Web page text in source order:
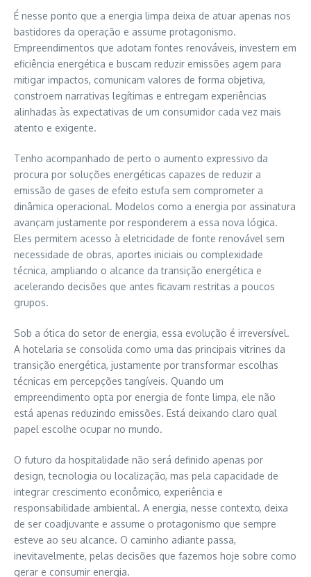
É nesse ponto que a energia limpa deixa de atuar apenas nos
bastidores da operação e assume protagonismo.
Empreendimentos que adotam fontes renováveis, investem em
eficiência energética e buscam reduzir emissões agem para
mitigar impactos, comunicam valores de forma objetiva,
constroem narrativas legítimas e entregam experiências
alinhadas às expectativas de um consumidor cada vez mais
atento e exigente.
Tenho acompanhado de perto o aumento expressivo da
procura por soluções energéticas capazes de reduzir a
emissão de gases de efeito estufa sem comprometer a
dinâmica operacional. Modelos como a energia por assinatura
avançam justamente por responderem a essa nova lógica.
Eles permitem acesso à eletricidade de fonte renovável sem
necessidade de obras, aportes iniciais ou complexidade
técnica, ampliando o alcance da transição energética e
acelerando decisões que antes ficavam restritas a poucos
grupos.
Sob a ótica do setor de energia, essa evolução é irreversível.
A hotelaria se consolida como uma das principais vitrines da
transição energética, justamente por transformar escolhas
técnicas em percepções tangíveis. Quando um
empreendimento opta por energia de fonte limpa, ele não
está apenas reduzindo emissões. Está deixando claro qual
papel escolhe ocupar no mundo.
O futuro da hospitalidade não será definido apenas por
design, tecnologia ou localização, mas pela capacidade de
integrar crescimento econômico, experiência e
responsabilidade ambiental. A energia, nesse contexto, deixa
de ser coadjuvante e assume o protagonismo que sempre
esteve ao seu alcance. O caminho adiante passa,
inevitavelmente, pelas decisões que fazemos hoje sobre como
gerar e consumir energia.